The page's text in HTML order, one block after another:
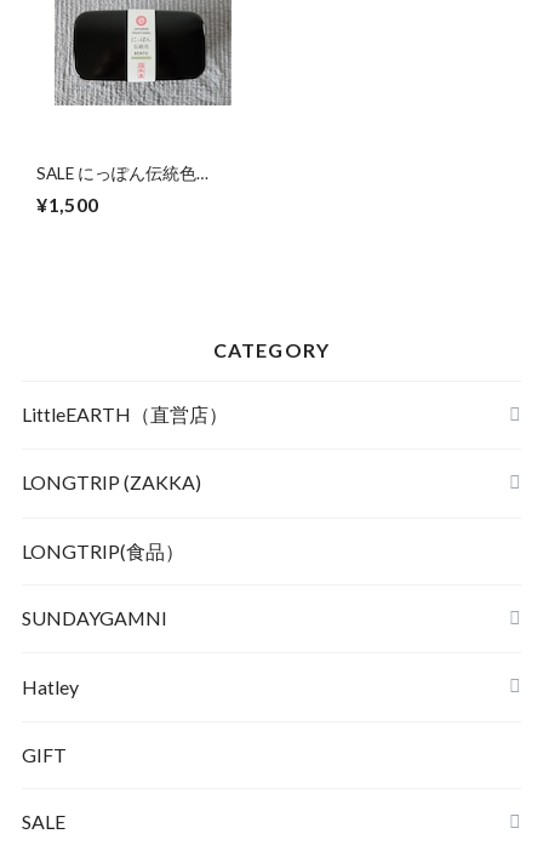
SALE にっぽん伝統色
黒
¥1,500
CATEGORY
LittleEARTH（直営店）
LONGTRIP (ZAKKA)
LONGTRIP(食品）
SUNDAYGAMNI
Hatley
GIFT
SALE